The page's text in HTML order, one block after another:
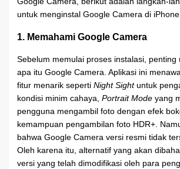
untuk menginstal Google Camera di
1. Memahami Google Camera
Sebelum memulai proses instalasi, penting
apa itu Google Camera. Aplikasi ini
fitur menarik sepertiNight Sightuntuk
kondisi minim cahaya,Portrait Mode yang
pengguna mengambil foto dengan efek
kemampuan pengambilan foto HDR+.
bahwa Google Camera versi resmi tidak
Oleh karena itu, alternatif yang akan
versi yang telah dimodifikasi oleh para